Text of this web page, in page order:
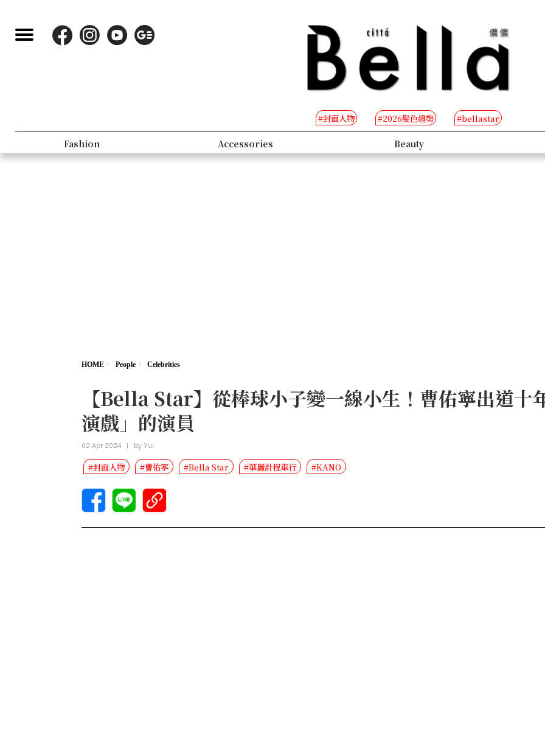
#封面人物 #2026髮色趨勢 #bellastar
Fashion Accessories Beauty
HOME People Celebrities
【Bella Star】從棒球小子變一線小生！曹佑寧出道十
演戲」的演員
02 Apr 2024 | by Yui
#封面人物 #曹佑寧 #Bella Star #華麗計程車行 #KANO